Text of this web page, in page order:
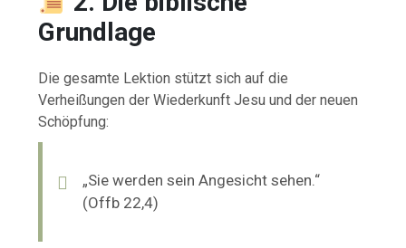
Grundlage
Die gesamte Lektion stützt sich auf die
Verheißungen der Wiederkunft Jesu und der neuen
Schöpfung:
„Sie werden sein Angesicht sehen.“
(Offb 22,4)